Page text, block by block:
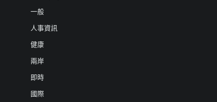
一般
人事資訊
健康
兩岸
即時
國際